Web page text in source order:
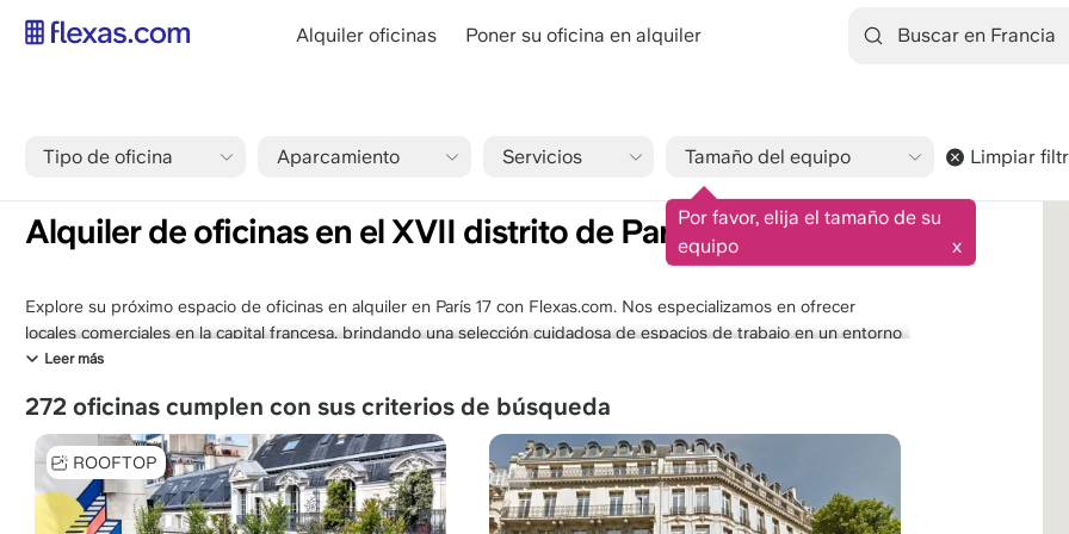
Pasar
main
Alquiler oficinas Poner su oficina en alquiler
Sobrescribir
de
ayuda
la
navegación
Inicio París Alquiler de oficinas en el XVII distrito de París 9.1/10 1545 reseñas
Alquiler de oficinas en el XVII distrito de París
Explore su próximo espacio de oficinas en alquiler en París 17 con Flexas.com. Nos especializamos en ofrecer
locales comerciales en la capital francesa, brindando una selección cuidadosa de espacios de trabajo en un entorno
premium. Los alquileres de oficinas en París 75017 se sitúan en una ubicación privilegiada dentro de un distrito
diseños ergonómicos y tecnología de vanguardia para mejorar sus operaciones profesionales. Alquilar una oficina en
el XVII distrito de París a través de Flexas.com le proporciona la solución más flexible, permitiéndole enfocarse
plenamente en el crecimiento de su negocio.
Leer más
Tipo de oficina Aparcamiento Servicios
Por favor, elija el tamaño de su
equipo
x
Tamaño del equipo Limpiar
272 oficinas cumplen con sus criterios de búsqueda
ROOFTOP